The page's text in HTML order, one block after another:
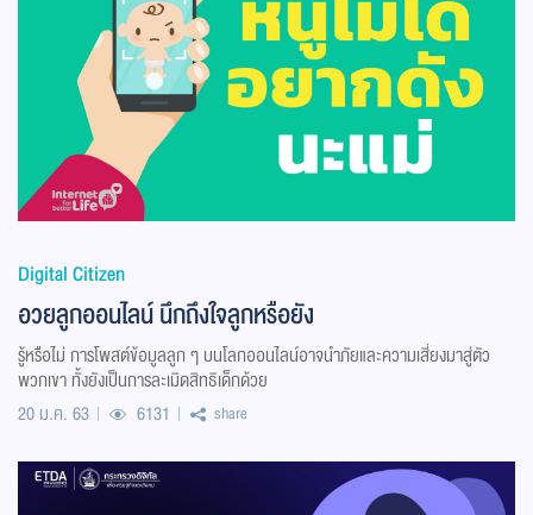
Digital Citizen
อวยลูกออนไลน์ นึกถึงใจลูกหรือยัง
รู้หรือไม่ การโพสต์ข้อมูลลูก ๆ บนโลกออนไลน์อาจนำภัยและความเสี่ยงมาสู่ตัว
พวกเขา ทั้งยังเป็นการละเมิดสิทธิเด็กด้วย
20 ม.ค. 63
6131 share